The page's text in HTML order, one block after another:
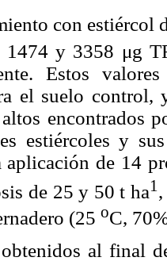
con estiércol
1474 y 3358 μg
Estos
el suelo control,
encontrados
estiércoles y
aplicación de 14
de 25 y 50 t ha1
(25 oC,
al final